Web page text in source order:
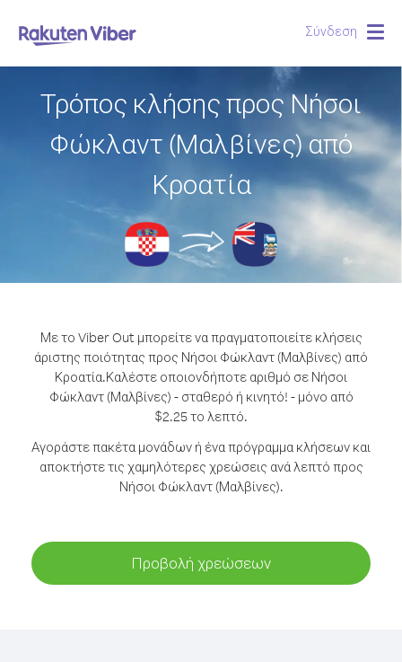
Σύνδεση
Τρόπος κλήσης προς Νήσοι
Φώκλαντ (Μαλβίνες) από
Κροατία
Με το Viber Out μπορείτε να πραγματοποιείτε κλήσεις
άριστης ποιότητας προς Νήσοι Φώκλαντ (Μαλβίνες) από
Κροατία.Καλέστε οποιονδήποτε αριθμό σε Νήσοι
Φώκλαντ (Μαλβίνες) - σταθερό ή κινητό! - μόνο από
$2.25 το λεπτό.
Αγοράστε πακέτα μονάδων ή ένα πρόγραμμα κλήσεων και
αποκτήστε τις χαμηλότερες χρεώσεις ανά λεπτό προς
Νήσοι Φώκλαντ (Μαλβίνες).
Προβολή χρεώσεων